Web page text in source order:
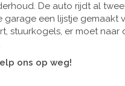
De auto rijdt al
garage een lijstje gemaakt
stuurkogels, er moet
ons op weg!